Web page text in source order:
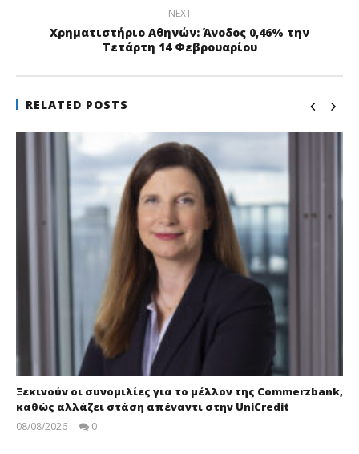
NEXT
Χρηματιστήριο Αθηνών: Άνοδος 0,46% την
Τετάρτη 14 Φεβρουαρίου
RELATED POSTS
Ξεκινούν οι συνομιλίες για το μέλλον της Commerzbank,
καθώς αλλάζει στάση απέναντι στην UniCredit
08/08/2026
0